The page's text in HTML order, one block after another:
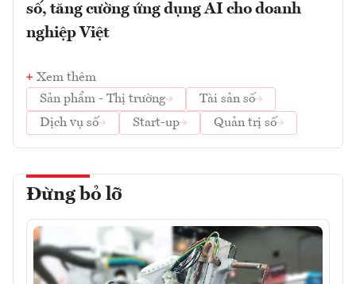
số, tăng cường ứng dụng AI cho doanh
nghiệp Việt
Xem thêm
Sản phẩm - Thị trường
Tài sản số
Dịch vụ số
Start-up Quản trị số
Đừng bỏ lỡ